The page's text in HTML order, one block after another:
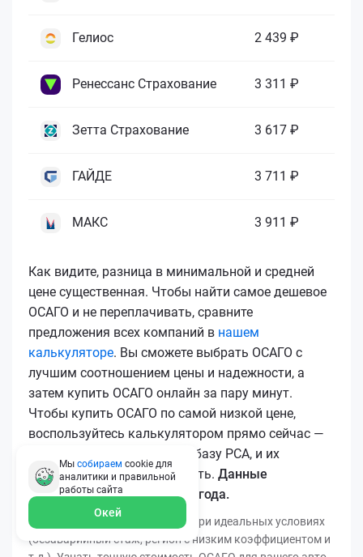
Гелиос 2 439 ₽
Ренессанс Страхование 3 311 ₽
Зетта Страхование 3 617 ₽
ГАЙДЕ 3 711 ₽
МАКС 3 911 ₽
Как видите, разница в минимальной и средней
цене существенная. Чтобы найти самое дешевое
ОСАГО и не переплачивать, сравните
предложения всех компаний в нашем
калькуляторе. Вы сможете выбрать ОСАГО с
лучшим соотношением цены и надежности, а
затем купить ОСАГО онлайн за пару минут.
Чтобы купить ОСАГО по самой низкой цене,
воспользуйтесь калькулятором прямо сейчас —
все полисы загружаются в базу РСА, и их
подлинность легко проверить. Данные
актуальны для марта 2026 года.
*Минимальная цена получена при идеальных условиях
(безаварийный стаж, регион с низким коэффициентом и
Мы собираем cookie для
аналитики и правильной
работы сайта
Окей